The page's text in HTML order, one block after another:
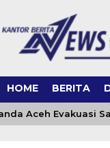
HOME BERITA
Aceh Evakuasi